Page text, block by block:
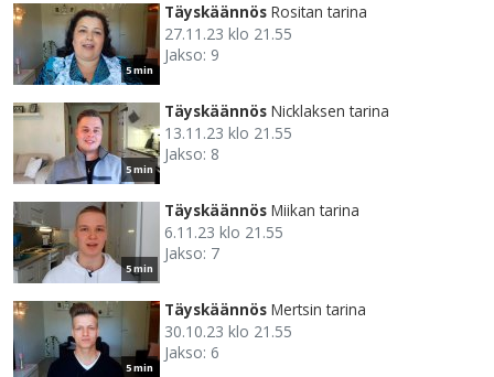
5 min
Täyskäännös Rositan tarina
27.11.23 klo 21.55
Jakso: 9
5 min
Täyskäännös Nicklaksen tarina
13.11.23 klo 21.55
Jakso: 8
5 min
Täyskäännös Miikan tarina
6.11.23 klo 21.55
Jakso: 7
5 min
Täyskäännös Mertsin tarina
30.10.23 klo 21.55
Jakso: 6